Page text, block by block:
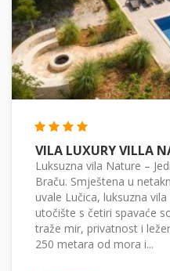
VILA LUXURY VILLA
Luksuzna vila Nature –
Braču. Smještena u
uvale Lučica, luksuzna
utočište s četiri spavaće
traže mir, privatnost i
250 metara od mora i...